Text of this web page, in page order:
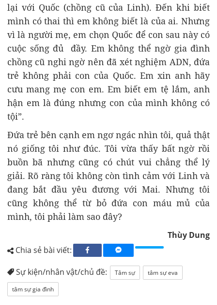
lại với Quốc (chồng cũ của Linh). Đến khi biết
mình có thai thì em không biết là của ai. Nhưng
vì là người mẹ, em chọn Quốc để con sau này có
cuộc sống đủ đầy. Em không thể ngờ gia đình
chồng cũ nghi ngờ nên đã xét nghiệm ADN, đứa
trẻ không phải con của Quốc. Em xin anh hãy
cưu mang mẹ con em. Em biết em tệ lắm, anh
hận em là đúng nhưng con của mình không có
tội”.
Đứa trẻ bên cạnh em ngơ ngác nhìn tôi, quả thật
nó giống tôi như đúc. Tôi vừa thấy bất ngờ rồi
buồn bã nhưng cũng có chút vui chẳng thể lý
giải. Rõ ràng tôi không còn tình cảm với Linh và
đang bắt đầu yêu đương với Mai. Nhưng tôi
cũng không thể từ bỏ đứa con máu mủ của
mình, tôi phải làm sao đây?
Thùy Dung
Chia sẻ bài viết:
Sự kiện/nhân vật/chủ đề: Tâm sự
tâm sự eva
tâm sự gia đình